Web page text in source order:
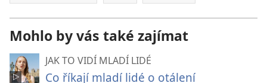
Mohlo by vás také zajímat
JAK TO VIDÍ MLADÍ LIDÉ
Co říkají mladí lidé o otálení